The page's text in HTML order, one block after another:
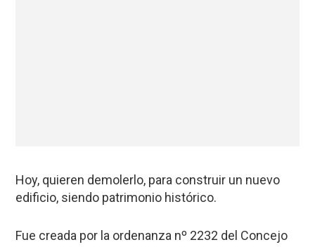
Hoy, quieren demolerlo, para construir un nuevo
edificio, siendo patrimonio histórico.
Fue creada por la ordenanza nº 2232 del Concejo